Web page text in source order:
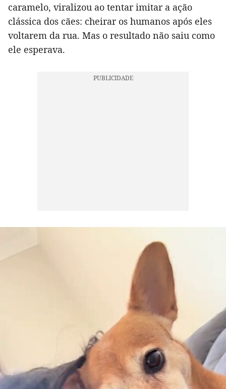
caramelo, viralizou ao tentar imitar a ação
clássica dos cães: cheirar os humanos após eles
voltarem da rua. Mas o resultado não saiu como
ele esperava.